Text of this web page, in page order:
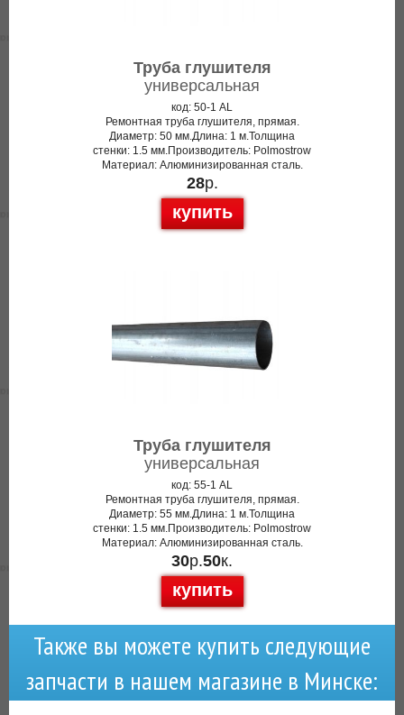
Труба глушителя
универсальная
код: 50-1 AL
Ремонтная труба глушителя, прямая.
Диаметр: 50 мм.Длина: 1 м.Толщина
стенки: 1.5 мм.Производитель: Polmostrow
Материал: Алюминизированная сталь.
28р.
купить
Труба глушителя
универсальная
код: 55-1 AL
Ремонтная труба глушителя, прямая.
Диаметр: 55 мм.Длина: 1 м.Толщина
стенки: 1.5 мм.Производитель: Polmostrow
Материал: Алюминизированная сталь.
30р.50к.
купить
Также вы можете купить следующие
запчасти в нашем магазине в Минске: